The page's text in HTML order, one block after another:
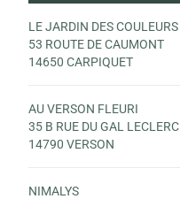
LE JARDIN DES COULEURS
53 ROUTE DE CAUMONT
14650 CARPIQUET
AU VERSON FLEURI
35 B RUE DU GAL LECLERC
14790 VERSON
NIMALYS